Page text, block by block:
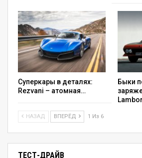
Суперкары в деталях:
Rezvani – атомная…
Быки
НАЗАД ВПЕРЁД 1 Из 6
ТЕСТ-ДРАЙВ